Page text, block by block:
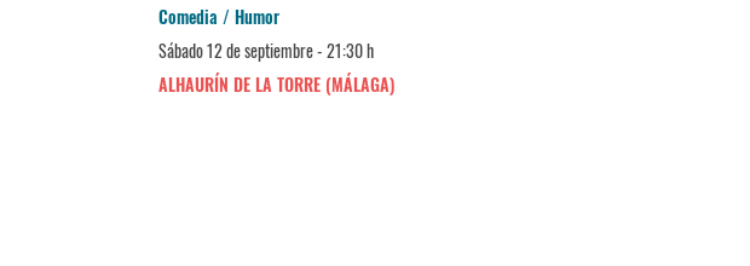
Comedia / Humor
Sábado 12 de septiembre - 21:30 h
ALHAURÍN DE LA TORRE (MÁLAGA)